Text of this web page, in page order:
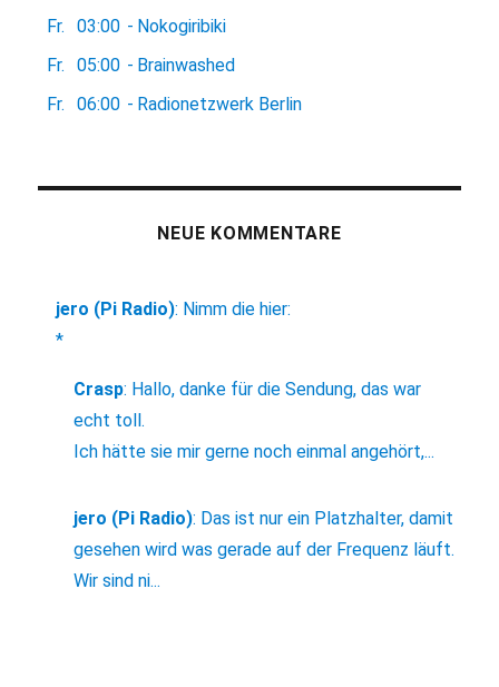
Fr.
03:00 - Nokogiribiki
Fr.
05:00 - Brainwashed
Fr.
06:00 - Radionetzwerk Berlin
NEUE KOMMENTARE
jero (Pi Radio): Nimm die hier:
*
Crasp: Hallo, danke für die Sendung, das war
echt toll.
Ich hätte sie mir gerne noch einmal angehört,...
jero (Pi Radio): Das ist nur ein Platzhalter, damit
gesehen wird was gerade auf der Frequenz läuft.
Wir sind ni...